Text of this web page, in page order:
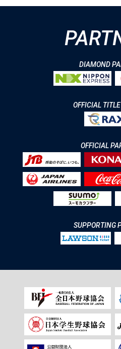
DIAMOND
OFFICIAL
OFFICIAL
SUPPORTING